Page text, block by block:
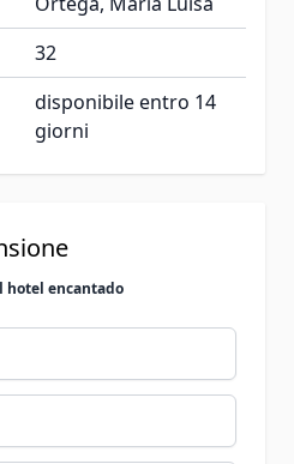
32
disponibile entro 14
giorni
hotel encantado